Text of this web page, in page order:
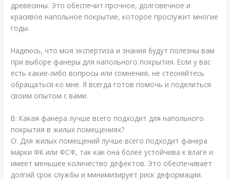
древесины. Это обеспечит прочное, долговечное и
красивое напольное покрытие, которое прослужит многие
годы.
Надеюсь, что моя экспертиза и знания будут полезны вам
при выборе фанеры для напольного покрытия. Если у вас
есть какие-либо вопросы или сомнения, не стесняйтесь
обращаться ко мне. Я всегда готов помочь и поделиться
своим опытом с вами.
В: Какая фанера лучше всего подходит для напольного
покрытия в жилых помещениях?
О: Для жилых помещений лучше всего подходит фанера
марки ФК или ФСФ, так как она более устойчива к влаге и
имеет меньшее количество дефектов. Это обеспечивает
долгий срок службы и минимизирует риск деформации.